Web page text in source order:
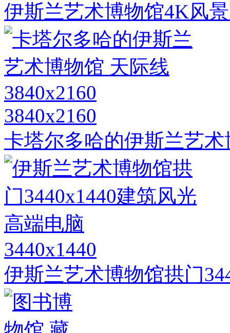
伊斯兰艺术博物馆4K风
3840x2160
卡塔尔多哈的伊斯兰艺术
3440x1440
伊斯兰艺术博物馆拱门